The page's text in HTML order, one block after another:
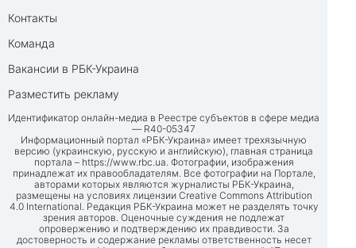
Контакты
Команда
Вакансии в РБК-Украина
Разместить рекламу
Идентификатор онлайн-медиа в Реестре субъектов в сфере медиа
— R40-05347
Информационный портал «РБК-Украина» имеет трехязычную
версию (украинскую, русскую и английскую), главная страница
портала – https://www.rbc.ua. Фотографии, изображения
принадлежат их правообладателям. Все фотографии на Портале,
авторами которых являются журналисты РБК-Украина,
размещены на условиях лицензии Creative Commons Attribution
4.0 International. Редакция РБК-Украина может не разделять точку
зрения авторов. Оценочные суждения не подлежат
опровержению и подтверждению их правдивости. За
достоверность и содержание рекламы ответственность несет